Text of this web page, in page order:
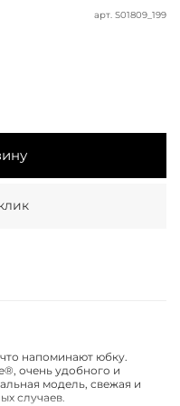
арт. S01809_199
напоминают юбку.
очень удобного и
модель, свежая и
случаев.